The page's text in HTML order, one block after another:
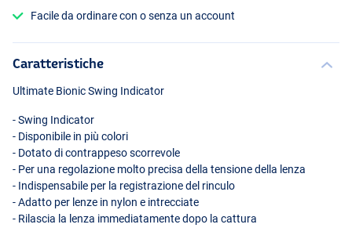
Facile da ordinare con o senza un account
Caratteristiche
Ultimate Bionic Swing Indicator
- Swing Indicator
- Disponibile in più colori
- Dotato di contrappeso scorrevole
- Per una regolazione molto precisa della tensione della lenza
- Indispensabile per la registrazione del rinculo
- Adatto per lenze in nylon e intrecciate
- Rilascia la lenza immediatamente dopo la cattura